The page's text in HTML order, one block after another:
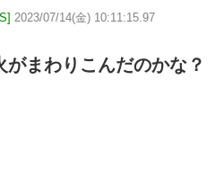
2023/07/14(金) 10:11:15.97
まわりこんだのかな？